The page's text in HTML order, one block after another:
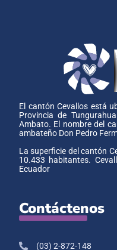
El cantón Cevallos está
Provincia de
Ambato. El nombre del
ambateño Don Pedro
La superficie del cantón
10.433 habitantes.
Ecuador
Contáctenos
(03) 2-872-148